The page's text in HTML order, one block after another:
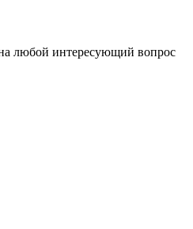
любой интересующий вопрос